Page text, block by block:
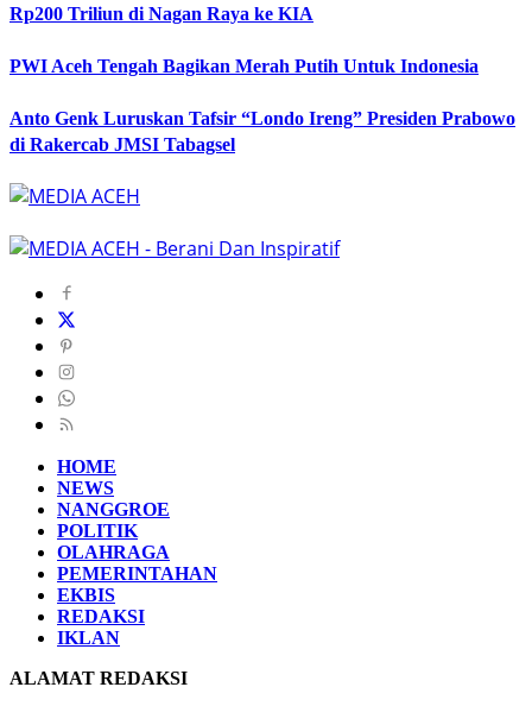
Rp200 Triliun di Nagan Raya ke KIA
PWI Aceh Tengah Bagikan Merah Putih Untuk Indonesia
Anto Genk Luruskan Tafsir “Londo Ireng” Presiden Prabowo
di Rakercab JMSI Tabagsel
HOME
NEWS
NANGGROE
POLITIK
OLAHRAGA
PEMERINTAHAN
EKBIS
REDAKSI
IKLAN
ALAMAT REDAKSI